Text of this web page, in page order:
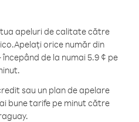
apeluri de calitate către
Apelați orice număr din
de la numai 5.9 ¢ pe
sau un plan de apelare
bune tarife pe minut către